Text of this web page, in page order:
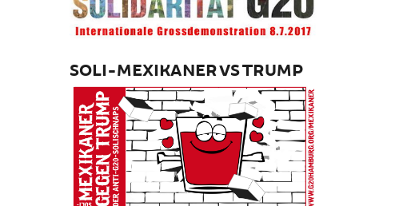
SOLI-MEXIKANER VS TRUMP